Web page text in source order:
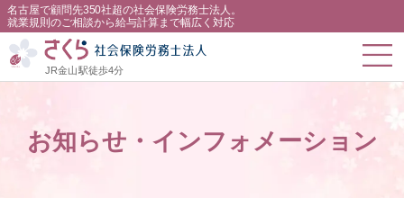
名古屋で顧問先350社超の社会保険労務士法人。
就業規則のご相談から給与計算まで幅広く対応
JR金山駅徒歩4分
お知らせ・インフォメーション